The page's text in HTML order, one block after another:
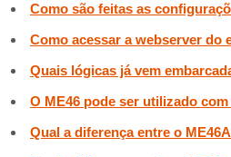
Como são feitas as
Como acessar a webserver do
Quais lógicas já vem
O ME46 pode ser utilizado
Qual a diferença entre o